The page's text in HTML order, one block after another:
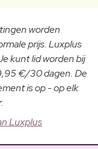
worden
prijs. Luxplus
kunt lid worden bij
€/30 dagen. De
is op - op elk
Luxplus